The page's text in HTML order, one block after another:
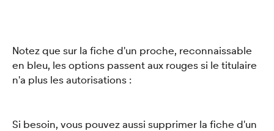
Notez que sur la fiche d'un proche, reconnaissable
en bleu, les options passent aux rouges si le titulaire
n'a plus les autorisations :
Si besoin, vous pouvez aussi supprimer la fiche d'un